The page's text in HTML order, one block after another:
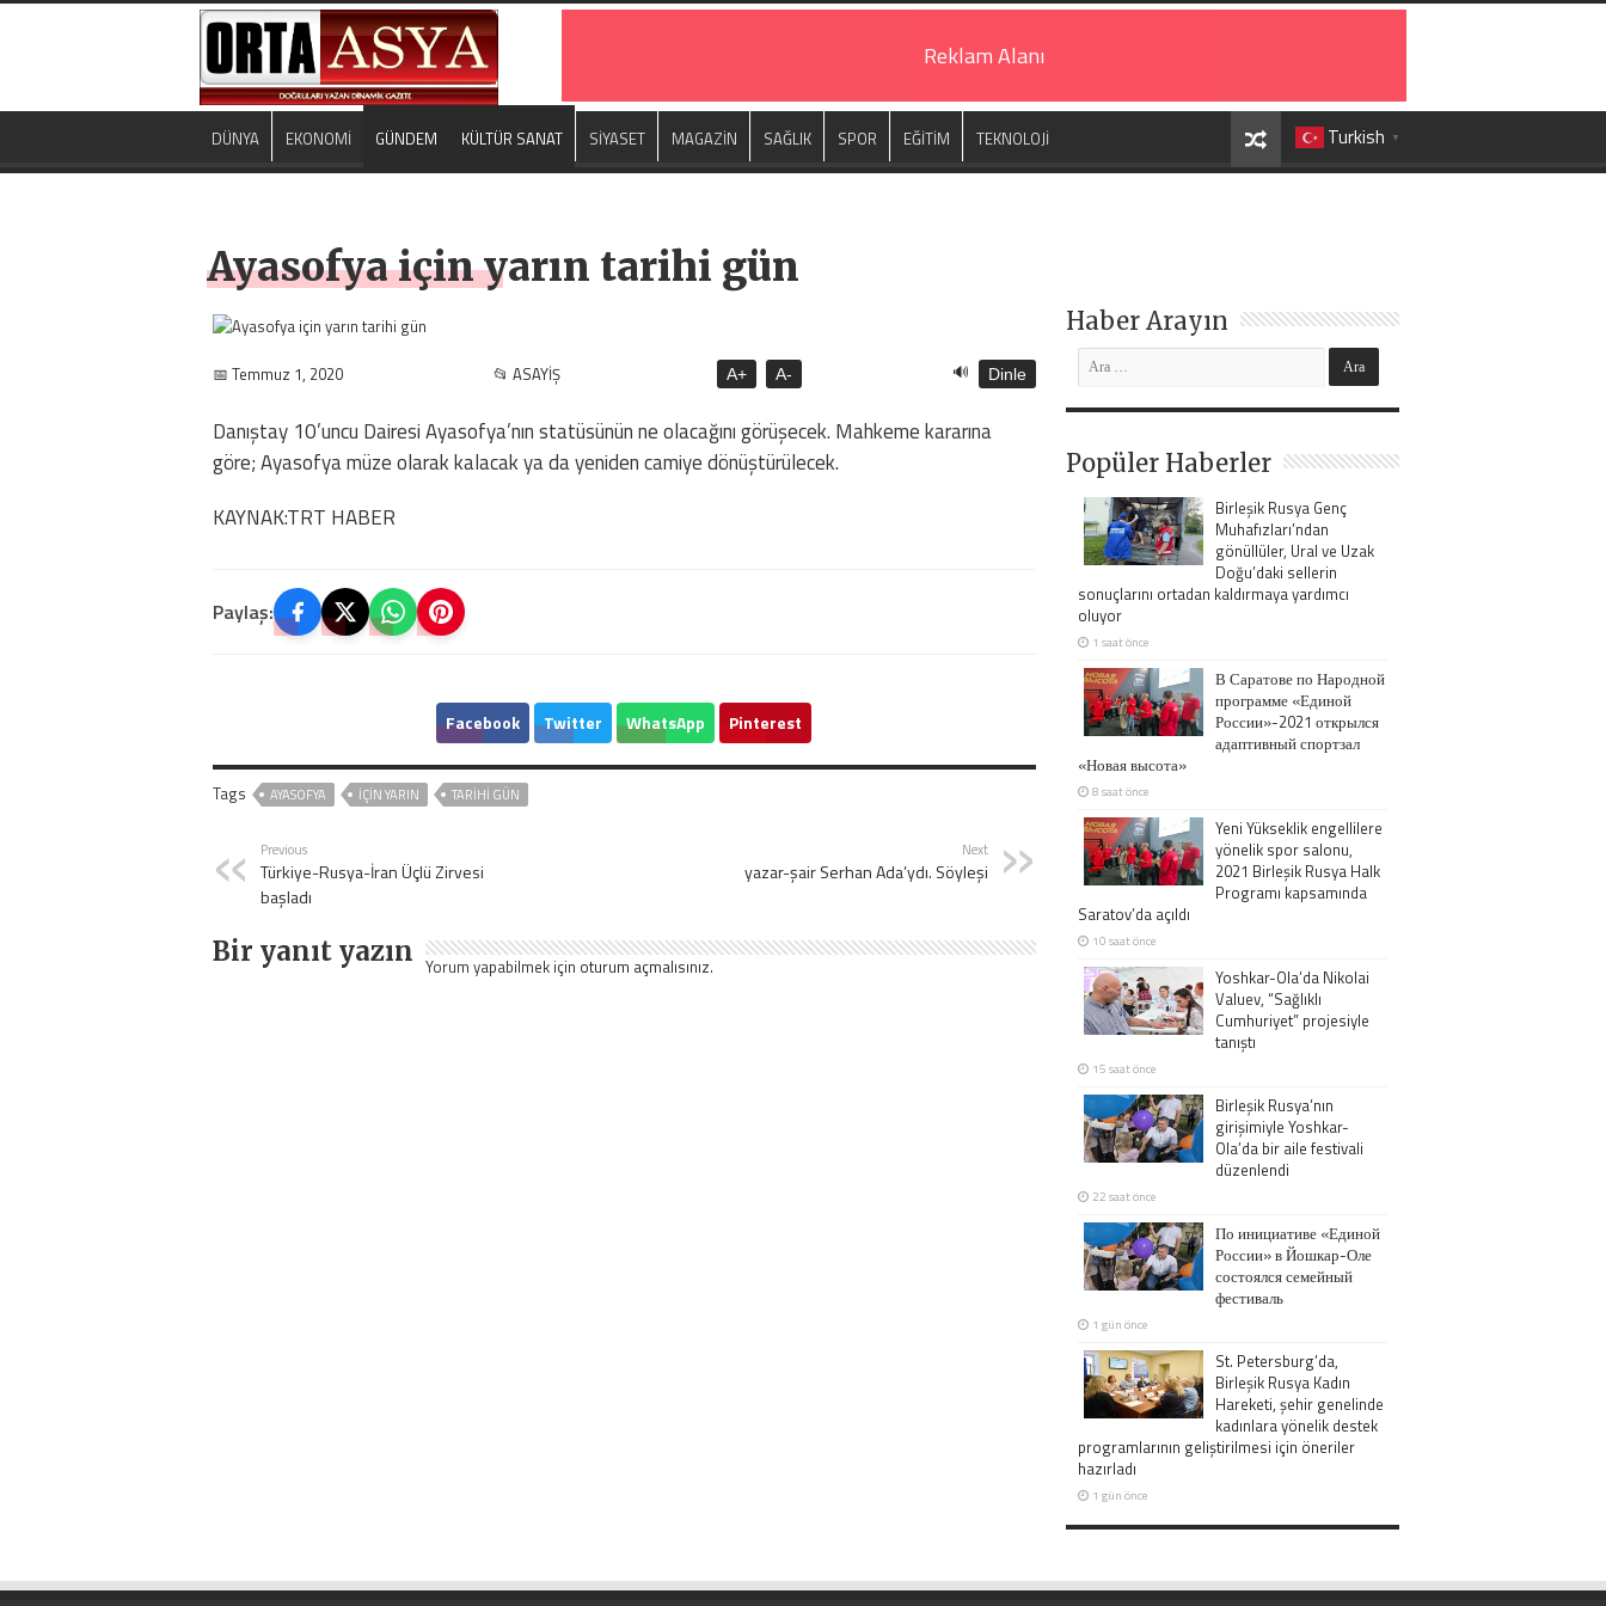
Reklam Alanı
Turkish ▼
DÜNYA EKONOMİ GÜNDEM KÜLTÜR SANAT SİYASET MAGAZİN SAĞLIK SPOR EĞİTİM TEKNOLOJİ
Ayasofya için yarın tarihi gün
📅 Temmuz 1, 2020 📂 ASAYİŞ A+ A- 🔊 Dinle
Danıştay 10’uncu Dairesi Ayasofya’nın statüsünün ne olacağını görüşecek. Mahkeme kararına
göre; Ayasofya müze olarak kalacak ya da yeniden camiye dönüştürülecek.
KAYNAK:TRT HABER
Paylaş:
Facebook Twitter WhatsApp Pinterest
Tags AYASOFYA IÇIN YARIN TARIHI GÜN
Previous
Türkiye-Rusya-İran Üçlü Zirvesi
başladı
Next
yazar-şair Serhan Ada’ydı. Söyleşi
Bir yanıt yazın Yorum yapabilmek için oturum açmalısınız.
Haber Arayın
Popüler Haberler
Birleşik Rusya Genç
Muhafızları’ndan
gönüllüler, Ural ve Uzak
Doğu’daki sellerin
sonuçlarını ortadan kaldırmaya yardımcı
oluyor
1 saat önce
В Саратове по Народной
программе «Единой
России»-2021 открылся
адаптивный спортзал
«Новая высота»
8 saat önce
Yeni Yükseklik engellilere
yönelik spor salonu,
2021 Birleşik Rusya Halk
Programı kapsamında
Saratov’da açıldı
10 saat önce
Yoshkar-Ola’da Nikolai
Valuev, “Sağlıklı
Cumhuriyet” projesiyle
tanıştı
15 saat önce
Birleşik Rusya’nın
girişimiyle Yoshkar-
Ola’da bir aile festivali
düzenlendi
22 saat önce
По инициативе «Единой
России» в Йошкар-Оле
состоялся семейный
фестиваль
1 gün önce
St. Petersburg’da,
Birleşik Rusya Kadın
Hareketi, şehir genelinde
kadınlara yönelik destek
programlarının geliştirilmesi için öneriler
hazırladı
1 gün önce